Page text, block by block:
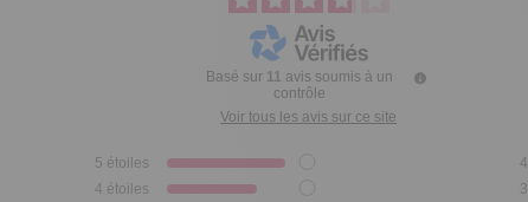
Basé sur 11 avis soumis à un
contrôle
Voir tous les avis sur ce site
5 étoiles
4
4 étoiles
3